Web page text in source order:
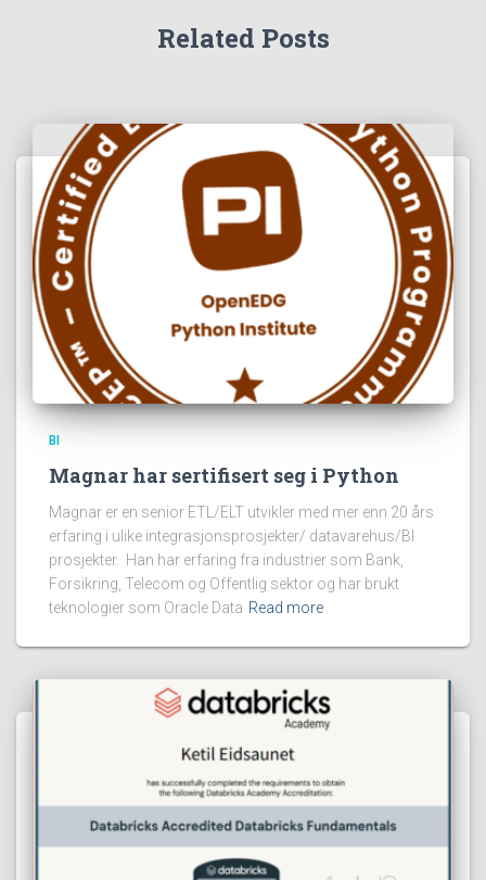
Related Posts
BI
Magnar har sertifisert seg i Python
Magnar er en senior ETL/ELT utvikler med mer enn 20 års
erfaring i ulike integrasjonsprosjekter/ datavarehus/BI
prosjekter. Han har erfaring fra industrier som Bank,
Forsikring, Telecom og Offentlig sektor og har brukt
teknologier som Oracle Data Read more